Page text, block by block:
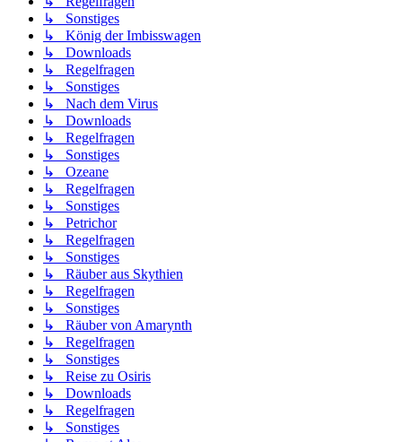
↳ Sonstiges
↳ König der Imbisswagen
↳ Downloads
↳ Regelfragen
↳ Sonstiges
↳ Nach dem Virus
↳ Downloads
↳ Regelfragen
↳ Sonstiges
↳ Ozeane
↳ Regelfragen
↳ Sonstiges
↳ Petrichor
↳ Regelfragen
↳ Sonstiges
↳ Räuber aus Skythien
↳ Regelfragen
↳ Sonstiges
↳ Räuber von Amarynth
↳ Regelfragen
↳ Sonstiges
↳ Reise zu Osiris
↳ Downloads
↳ Regelfragen
↳ Sonstiges